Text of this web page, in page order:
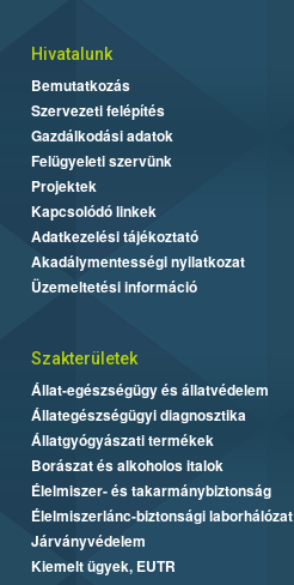
Hivatalunk
Bemutatkozás
Szervezeti felépítés
Gazdálkodási adatok
Felügyeleti szervünk
Projektek
Kapcsolódó linkek
Adatkezelési tájékoztató
Akadálymentességi nyilatkozat
Üzemeltetési információ
Szakterületek
Állat-egészségügy és állatvédelem
Állategészségügyi diagnosztika
Állatgyógyászati termékek
Borászat és alkoholos italok
Élelmiszer- és takarmánybiztonság
Élelmiszerlánc-biztonsági laborhálózat
Járványvédelem
Kiemelt ügyek, EUTR